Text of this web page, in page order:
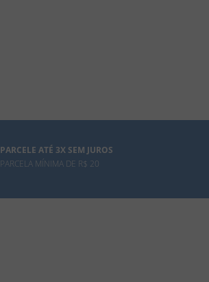
PARCELE ATÉ 3X SEM JUROS
PARCELA MÍNIMA DE R$ 20